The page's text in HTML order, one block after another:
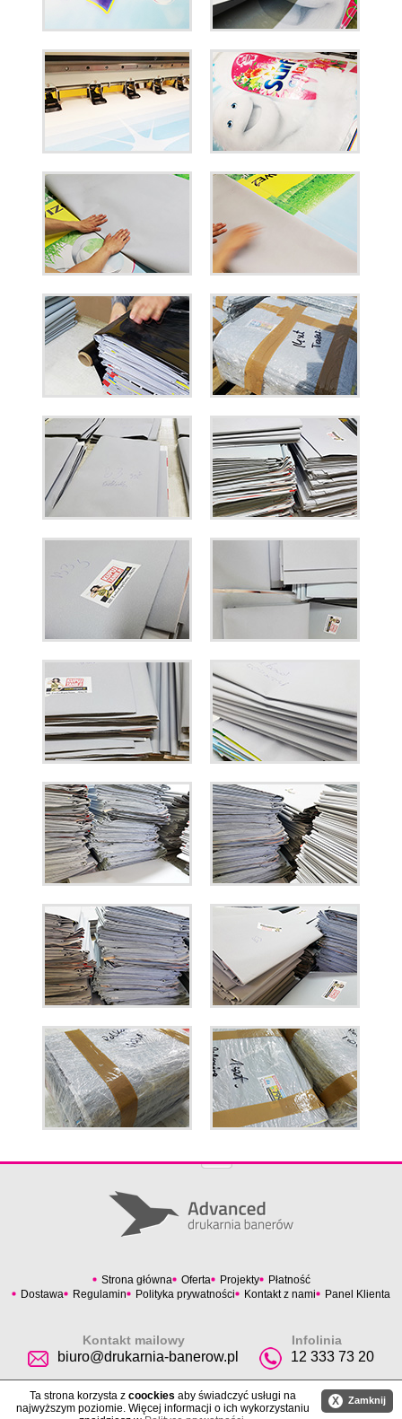
Strona główna Oferta Projekty
Płatność
Dostawa
Regulamin Polityka prywatności Kontakt z nami Panel Klienta
Kontakt mailowy
biuro@drukarnia-banerow.pl
Infolinia
12 333 73 20
X Zamknij
Ta strona korzysta z coockies aby świadczyć usługi na
najwyższym poziomie. Więcej informacji o ich wykorzystaniu